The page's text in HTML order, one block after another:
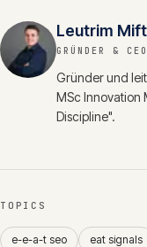
Leutrim
GRÜNDER & CEO
Gründer und
MSc Innovation
Discipline".
TOPICS
e-e-a-t seo eat signals